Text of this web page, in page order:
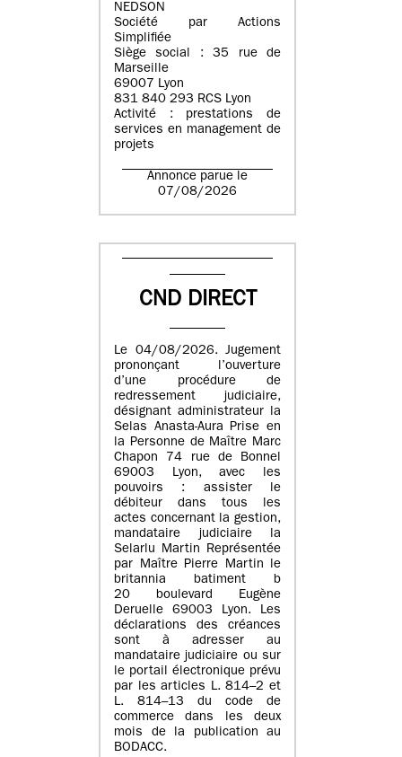
NEDSON
Société par Actions
Simplifiée
Siège social : 35 rue de
Marseille
69007 Lyon
831 840 293 RCS Lyon
Activité : prestations de
services en management de
projets
Annonce parue le
07/08/2026
CND DIRECT
Le 04/08/2026. Jugement
prononçant l’ouverture
d’une procédure de
redressement judiciaire,
désignant administrateur la
Selas Anasta-Aura Prise en
la Personne de Maître Marc
Chapon 74 rue de Bonnel
69003 Lyon, avec les
pouvoirs : assister le
débiteur dans tous les
actes concernant la gestion,
mandataire judiciaire la
Selarlu Martin Représentée
par Maître Pierre Martin le
britannia batiment b
20 boulevard Eugène
Deruelle 69003 Lyon. Les
déclarations des créances
sont à adresser au
mandataire judiciaire ou sur
le portail électronique prévu
par les articles L. 814–2 et
L. 814–13 du code de
commerce dans les deux
mois de la publication au
BODACC.